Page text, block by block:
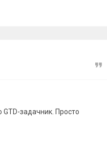
задачник. Просто